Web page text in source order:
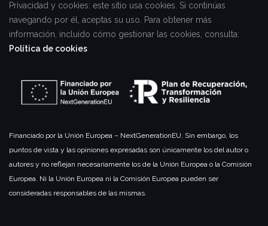
Privacidad y cookies: este sitio usa cookies. Si continúas
navegando por él, aceptas su uso.
Para obtener más
información, incluido cómo gestionar las cookies, consulta:
Política de cookies
Financiado por la Unión Europea – NextGenerationEU. Sin embargo, los
puntos de vista y las opiniones expresadas son únicamente los del autor o
autores y no reflejan necesariamente los de la Unión Europea o la Comisión
Europea. Ni la Unión Europea ni la Comisión Europea pueden ser
consideradas responsables de las mismas.